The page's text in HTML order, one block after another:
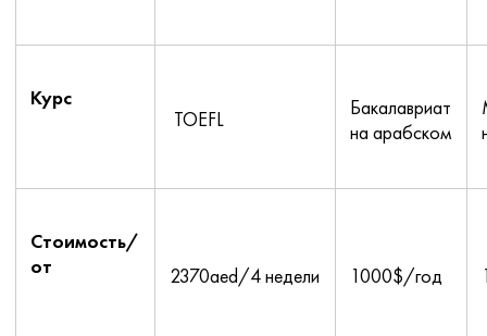
Курс
TOEFL
Бакалавриат
на арабском
Стоимость/
от
2370aed/4 недели 1000$/год